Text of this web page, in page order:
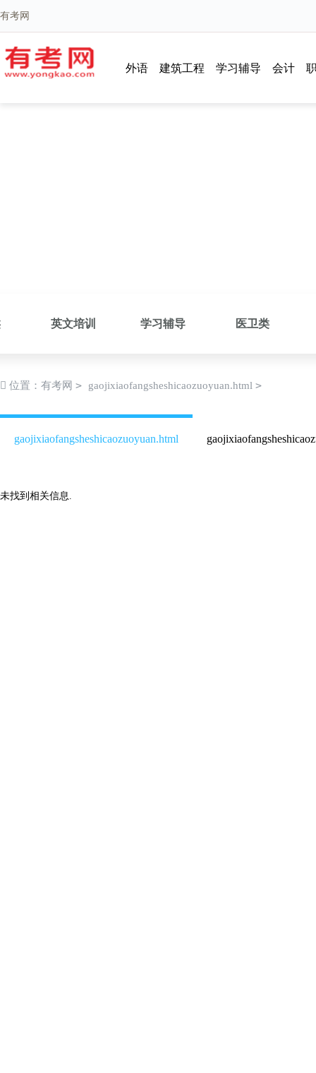
有考网
外语 建筑工程 学习辅导 会计
英文培训 学习辅导 医卫类
位置： 有考网 > gaojixiaofangsheshicaozuoyuan.html >
gaojixiaofangsheshicaozuoyuan.html
未找到相关信息.